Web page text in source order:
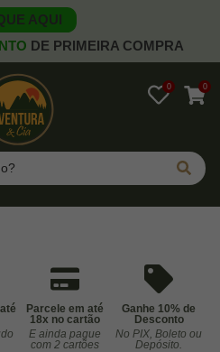
AQUI
DE PRIMEIRA COMPRA
0 0
Parcele em até
18x no cartão
E ainda pague
com 2 cartões
Ganhe 10% de
Desconto
No PIX, Boleto ou
Depósito.